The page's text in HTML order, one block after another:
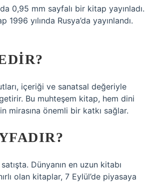
0,95 mm sayfalı bir kitap yayınladı.
yılında Rusya’da yayınlandı.
içeriği ve sanatsal değeriyle
getirir. Bu muhteşem kitap, hem dini
mirasına önemli bir katkı sağlar.
Dünyanın en uzun kitabı
olan kitaplar, 7 Eylül’de piyasaya